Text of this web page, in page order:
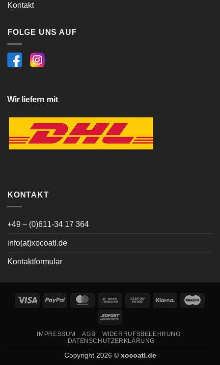
Kontakt
FOLGE UNS AUF
Wir liefern mit
KONTAKT
+49 – (0)611-34 17 364
info(at)xocoatl.de
Kontaktformular
Visa PayPal MasterCardBank
Cash
Klarna
Sofort
IMPRESSUM AGB
WIDERRUFSBELEHRUNG
DATENSCHUTZERKLÄRUNG
Copyright 2026 © xocoatl.de